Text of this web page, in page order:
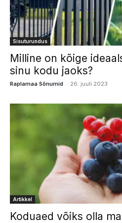
Sisuturundus
Milline on kõige
sinu kodu jaoks?
Raplamaa Sõnumid - 26. juuli 2023
Artikkel
Koduaed võiks olla